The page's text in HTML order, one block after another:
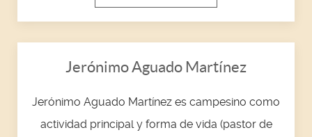
Jerónimo Aguado Martínez
Jerónimo Aguado Martínez es campesino como
actividad principal y forma de vida (pastor de